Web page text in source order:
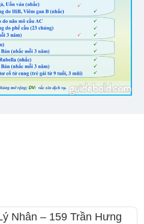
Nhân – 159 Trần Hưng